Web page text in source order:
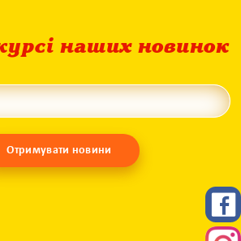
наших новинок
Отримувати новини